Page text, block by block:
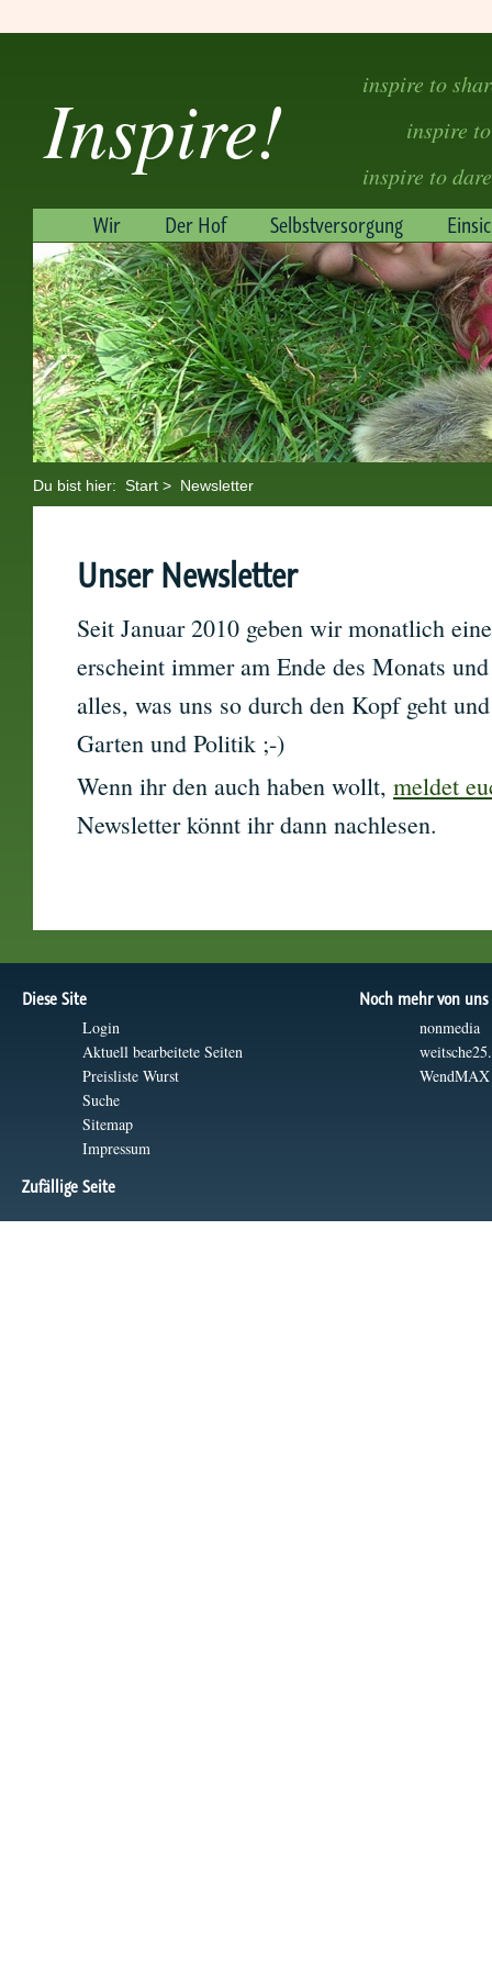
Inspire!
inspire to
inspire
inspire to dare
Wir Der Hof Selbstversorgung
Du bist hier: Start > Newsletter
Unser Newsletter
Seit Januar 2010 geben wir monatlich
erscheint immer am Ende des Monats
alles, was uns so durch den Kopf geht
Garten und Politik ;-)
Wenn ihr den auch haben wollt, meldet
Newsletter könnt ihr dann nachlesen.
Diese Site
Login
Aktuell bearbeitete Seiten
Preisliste Wurst
Suche
Sitemap
Impressum
Zufällige Seite
Noch mehr von uns
nonmedia
WendMAX